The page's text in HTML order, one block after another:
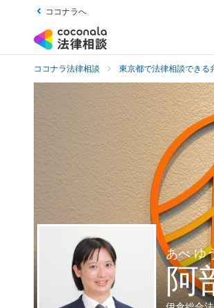
ココナラへ
ココナラ法律相談 東京都で法律相談できる
あべ ゆ
阿